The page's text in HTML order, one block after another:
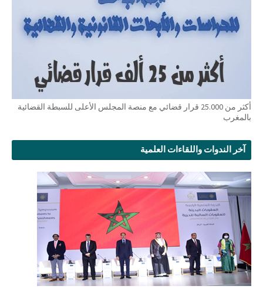
أكثر من 25.000 قرار قضائي مع منصة المجلس الأعلى للسبطة القضائية
بالمغرب
آخر الندوات واللقاءات العلمية